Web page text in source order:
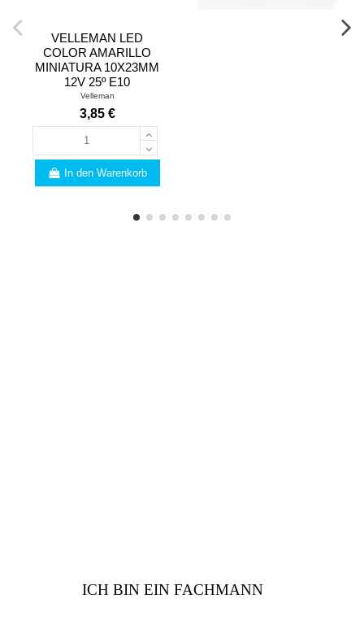
VELLEMAN LED
COLOR AMARILLO
MINIATURA 10X23MM
12V 25º E10
Velleman
3,85 €
In den Warenkorb
ICH BIN EIN FACHMANN